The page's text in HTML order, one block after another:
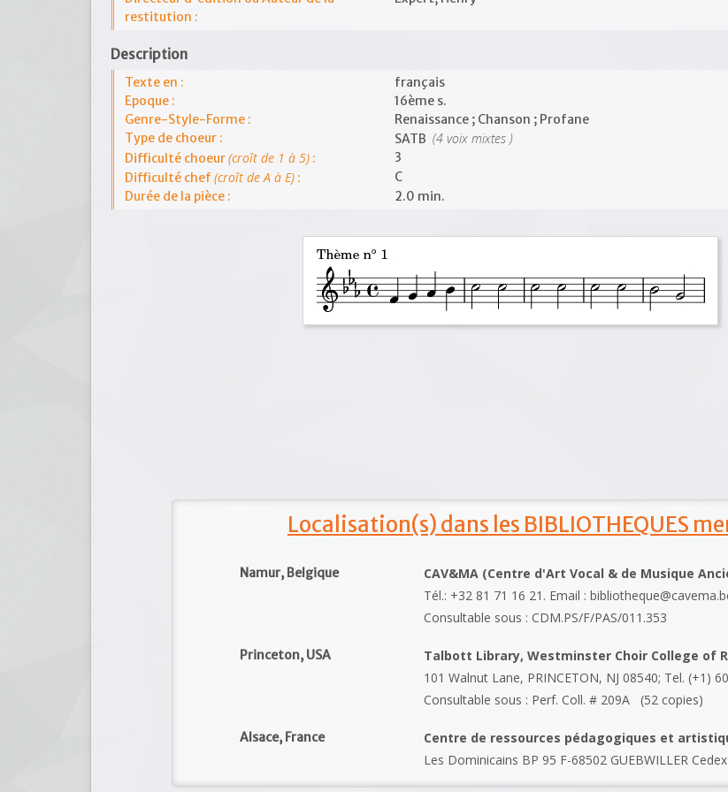
restitution :
Description
Texte en :
français
Epoque :
16ème s.
Genre-Style-Forme :
Renaissance ; Chanson ; Profane
Type de choeur :
SATB (4 voix mixtes )
Difficulté choeur(croît de 1 à 5) :
3
Difficulté chef (croît de A à E) :
C
Durée de la pièce :
2.0 min.
Localisation(s) dans les BIBLIOTHEQUES
Namur, Belgique
CAV&MA (Centre d'Art Vocal & de Musique
Tél.: +32 81 71 16 21. Email :
Consultable sous : CDM.PS/F/PAS/011.353
Princeton, USA
Talbott Library, Westminster Choir College of
101 Walnut Lane, PRINCETON, NJ 08540; Tel. (+1)
Consultable sous : Perf. Coll. # 209A (52 copies)
Alsace, France
Centre de ressources pédagogiques et
Les Dominicains BP 95 F-68502 GUEBWILLER Cedex